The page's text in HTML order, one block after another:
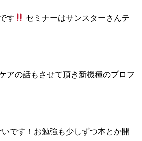
す
セミナーはサンスターさんテ
アの話もさせて頂き新機種のプロフ
です！お勉強も少しずつ本とか開